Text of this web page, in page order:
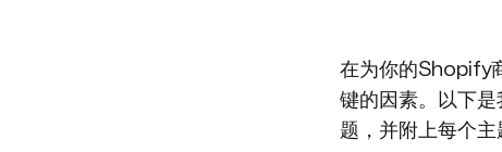
在为你的Shopify
键的因素。以下
题，并附上每个主